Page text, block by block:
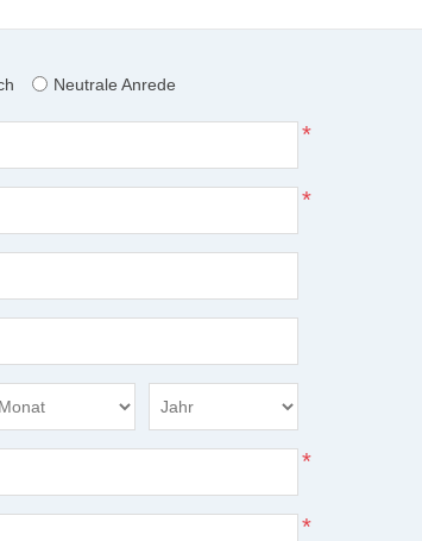
Neutrale Anrede
*
*
*
*